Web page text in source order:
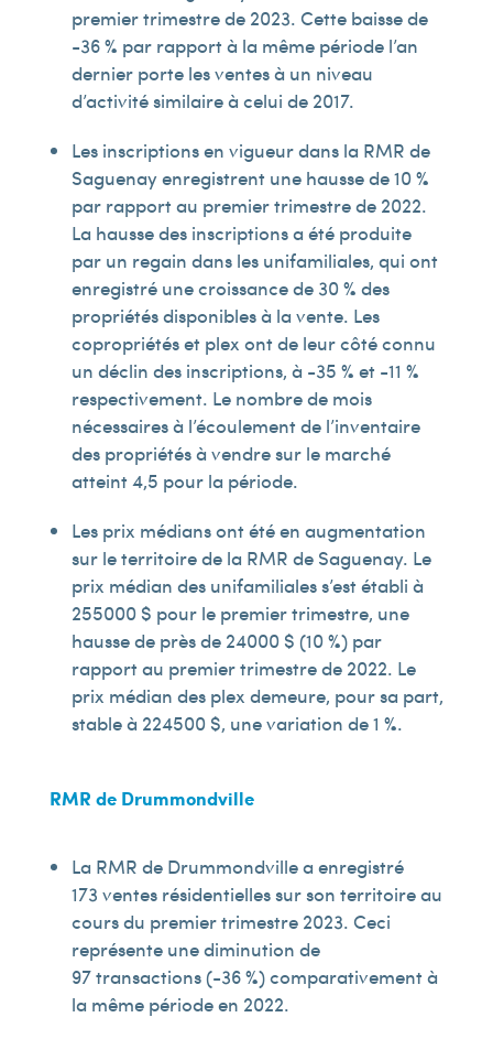
premier trimestre de 2023. Cette baisse de
-36 % par rapport à la même période l’an
dernier porte les ventes à un niveau
d’activité similaire à celui de 2017.
Les inscriptions en vigueur dans la RMR de
Saguenay enregistrent une hausse de 10 %
par rapport au premier trimestre de 2022.
La hausse des inscriptions a été produite
par un regain dans les unifamiliales, qui ont
enregistré une croissance de 30 % des
propriétés disponibles à la vente. Les
copropriétés et plex ont de leur côté connu
un déclin des inscriptions, à -35 % et -11 %
respectivement. Le nombre de mois
nécessaires à l’écoulement de l’inventaire
des propriétés à vendre sur le marché
atteint 4,5 pour la période.
Les prix médians ont été en augmentation
sur le territoire de la RMR de Saguenay. Le
prix médian des unifamiliales s’est établi à
255 000 $ pour le premier trimestre, une
hausse de près de 24 000 $ (10 %) par
rapport au premier trimestre de 2022. Le
prix médian des plex demeure, pour sa part,
stable à 224 500 $, une variation de 1 %.
RMR de Drummondville
La RMR de Drummondville a enregistré
173 ventes résidentielles sur son territoire au
cours du premier trimestre 2023. Ceci
représente une diminution de
97 transactions (-36 %) comparativement à
la même période en 2022.